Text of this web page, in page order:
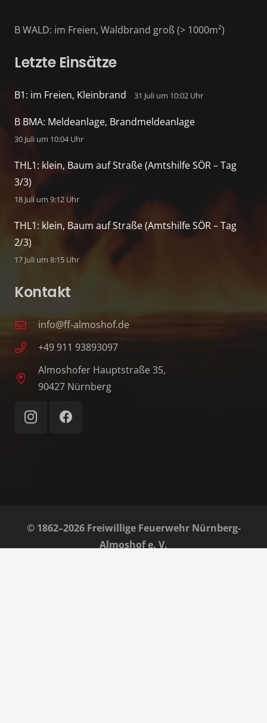
B WALD: im Freien, Waldbrand groß (> 1000m²)
Letzte Einsätze
B1: im Freien, Kleinbrand 31 Juli um 10:02 Uhr
B BMA: Meldeanlage, Brandmeldeanlage
30 Juli um 10:04 Uhr
THL1: klein, Baum auf Straße (Amtshilfe SÖR – Tag
3/3)
18 Juli um 9:12 Uhr
THL1: klein, Baum auf Straße (Amtshilfe SÖR – Tag
2/3)
17 Juli um 8:15 Uhr
Kontakt
info@ff-almoshof.de
+49 911 93893097
Almoshofer Hauptstraße 35,
90427 Nürnberg
© 1862–2026 Freiwillige Feuerwehr Nürnberg-
Almoshof e. V.